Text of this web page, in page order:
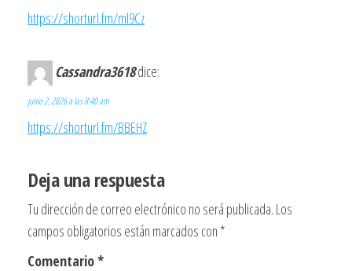
https://shorturl.fm/ml9Cz
Cassandra3618dice:
junio 2, 2026 a las 8:40 am
https://shorturl.fm/BBEHZ
Deja una respuesta
Tu dirección de correo electrónico no será publicada. Los
campos obligatorios están marcados con *
Comentario*